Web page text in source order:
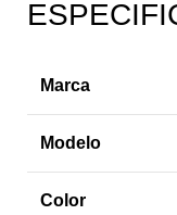
Marca
Modelo
Color